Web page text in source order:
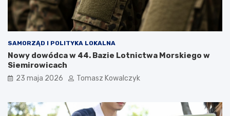
SAMORZĄD I POLITYKA LOKALNA
Nowy dowódca w 44. Bazie Lotnictwa Morskiego w
Siemirowicach
23 maja 2026 Tomasz Kowalczyk